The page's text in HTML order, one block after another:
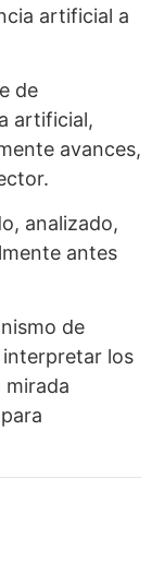
artificial a
de
artificial,
avances,
analizado,
antes
de
los
mirada